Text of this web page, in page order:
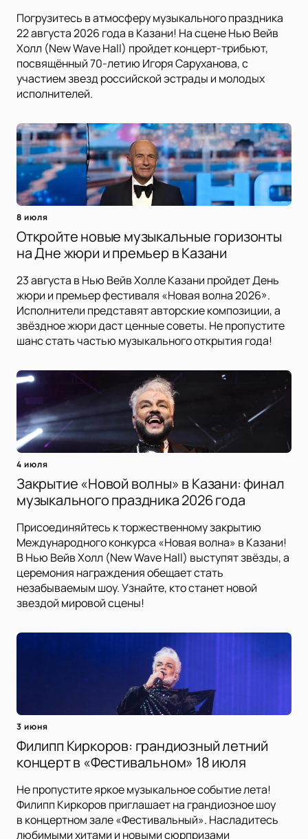
Погрузитесь в атмосферу музыкального праздника
22 августа 2026 года в Казани! На сцене Нью Вейв
Холл (New Wave Hall) пройдет концерт-трибьют,
посвящённый 70-летию Игоря Саруханова, с
участием звезд российской эстрады и молодых
исполнителей.
8 июля
Откройте новые музыкальные горизонты
на Дне жюри и премьер в Казани
23 августа в Нью Вейв Холле Казани пройдет День
жюри и премьер фестиваля «Новая волна 2026».
Исполнители представят авторские композиции, а
звёздное жюри даст ценные советы. Не пропустите
шанс стать частью музыкального открытия года!
4 июля
Закрытие «Новой волны» в Казани: финал
музыкального праздника 2026 года
Присоединяйтесь к торжественному закрытию
Международного конкурса «Новая волна» в Казани!
В Нью Вейв Холл (New Wave Hall) выступят звёзды, а
церемония награждения обещает стать
незабываемым шоу. Узнайте, кто станет новой
звездой мировой сцены!
3 июня
Филипп Киркоров: грандиозный летний
концерт в «Фестивальном» 18 июля
Не пропустите яркое музыкальное событие лета!
Филипп Киркоров приглашает на грандиозное шоу
в концертном зале «Фестивальный». Насладитесь
любимыми хитами и новыми сюрпризами